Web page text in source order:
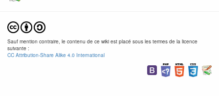
Sauf mention contraire, le contenu de ce wiki est placé sous les termes de la licence
suivante :
CC Attribution-Share Alike 4.0 International